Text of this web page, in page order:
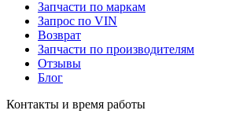
Запчасти по маркам
Запрос по VIN
Возврат
Запчасти по производителям
Отзывы
Блог
Контакты и время работы